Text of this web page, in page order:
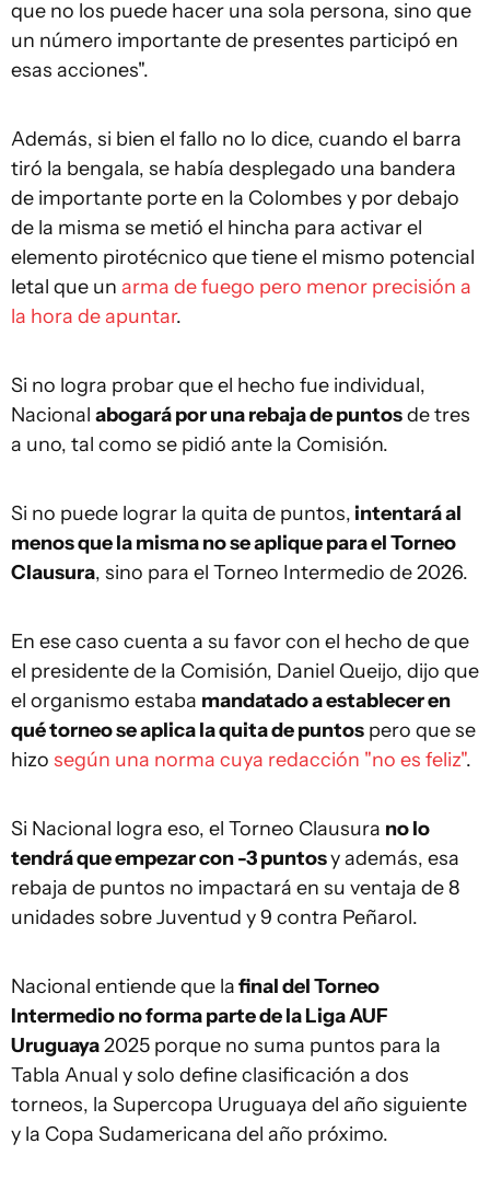
que no los puede hacer una sola persona, sino que
un número importante de presentes participó en
esas acciones".
Además, si bien el fallo no lo dice, cuando el barra
tiró la bengala, se había desplegado una bandera
de importante porte en la Colombes y por debajo
de la misma se metió el hincha para activar el
elemento pirotécnico que tiene el mismo potencial
letal que un arma de fuego pero menor precisión a
la hora de apuntar.
Si no logra probar que el hecho fue individual,
Nacional abogará por una rebaja de puntosde tres
a uno, tal como se pidió ante la Comisión.
Si no puede lograr la quita de puntos, intentará al
menos que la misma no se aplique para el Torneo
Clausura, sino para el Torneo Intermedio de 2026.
En ese caso cuenta a su favor con el hecho de que
el presidente de la Comisión, Daniel Queijo, dijo que
el organismo estaba mandatado a establecer en
qué torneo se aplica la quita de puntos pero que se
hizo según una norma cuya redacción "no es feliz".
Si Nacional logra eso, el Torneo Clausura no lo
tendrá que empezar con -3 puntosy además, esa
rebaja de puntos no impactará en su ventaja de 8
unidades sobre Juventud y 9 contra Peñarol.
Nacional entiende que lafinal del Torneo
Intermedio no forma parte de la Liga AUF
Uruguaya2025 porque no suma puntos para la
Tabla Anual y solo define clasificación a dos
torneos, la Supercopa Uruguaya del año siguiente
y la Copa Sudamericana del año próximo.